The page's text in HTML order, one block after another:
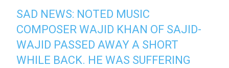
SAD NEWS: NOTED MUSIC
COMPOSER WAJID KHAN OF SAJID-
WAJID PASSED AWAY A SHORT
WHILE BACK. HE WAS SUFFERING